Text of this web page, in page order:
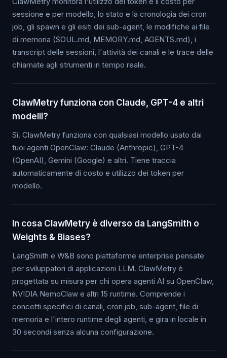
sessione e per modello, lo stato e la cronologia dei cron
job, gli spawn e gli esiti dei sub-agent, le modifiche ai file
di memoria (SOUL.md, MEMORY.md, AGENTS.md), i
transcript delle sessioni, l'attività dei canali e le trace delle
chiamate agli strumenti in tempo reale.
ClawMetry funziona con Claude, GPT-4 e altri
modelli?
Sì. ClawMetry funziona con qualsiasi modello usato dai
tuoi agenti OpenClaw: Claude (Anthropic), GPT-4
(OpenAI), Gemini (Google) e altri. Tiene traccia
automaticamente di costo e utilizzo dei token per
modello.
In cosa ClawMetry è diverso da LangSmith o
Weights & Biases?
LangSmith e W&B sono piattaforme enterprise pensate
per sviluppatori di applicazioni LLM. ClawMetry è
progettata su misura per chi opera agenti AI su OpenClaw,
NVIDIA NemoClaw e altri 15 runtime. Comprende i
concetti specifici di canali, cron job, sub-agent, file di
memoria e l'intero runtime degli agenti, e gira in locale in
30 secondi senza alcuna configurazione.